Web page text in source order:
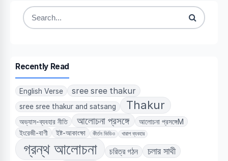
Search
Recently Read
English Verse sree sree thakur
sree sree thakur and satsang Thakur
অভ্যাস-ব্যবহার নীতি আলোচনা প্রসঙ্গে
আলোচনা প্রসঙ্গেM
ইংরেজী-বাণী
ইষ্ট-আকাংক্ষা কীর্তন ভিডিও খারাপ ব্যবহার
গ্রন্থ আলোচনা চরিত্র গঠন চলার সাথী